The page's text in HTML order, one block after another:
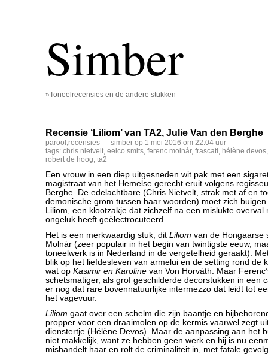
Simber
»Toneelrecensies en de andere stukken
Recensie ‘Liliom’ van TA2, Julie Van den Berghe
parool ,recensies — simber op 1 mei 2016 om 22:04 uur
tags: chris nietvelt, eelco smits, ferenc molnár, frascati, hélène devos
robert de hoog, ta2
Een vrouw in een diep uitgesneden wit pak met een
magistraat van het Hemelse gerecht eruit volgens
Berghe. De edelachtbare (Chris Nietvelt, strak met af en
demonische grom tussen haar woorden) moet zich
Liliom, een klootzakje dat zichzelf na een mislukte overval
ongeluk heeft geëlectrocuteerd.
Het is een merkwaardig stuk, dit Liliom van de Hongaarse
Molnár (zeer populair in het begin van twintigste eeuw,
toneelwerk is in Nederland in de vergetelheid geraakt).
blik op het liefdesleven van armelui en de setting rond de
wat op Kasimir en Karoline van Von Horváth. Maar
schetsmatiger, als grof geschilderde decorstukken in een
er nog dat rare bovennatuurlijke intermezzo dat leidt tot
het vagevuur.
Liliom gaat over een schelm die zijn baantje en
propper voor een draaimolen op de kermis vaarwel zegt
dienstertje (Hélène Devos). Maar de aanpassing aan het
niet makkelijk, want ze hebben geen werk en hij is nu
mishandelt haar en rolt de criminaliteit in, met fatale